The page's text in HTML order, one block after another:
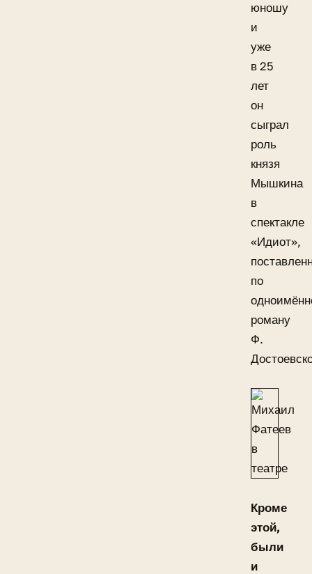
юношу
и
уже
в 25
лет
он
сыграл
роль
князя
Мышкина
в
спектакле
«Идиот»,
по
роману
Ф.
Кроме
этой,
были
и